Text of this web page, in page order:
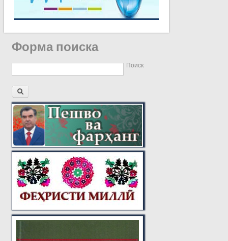
Форма поиска
Поиск